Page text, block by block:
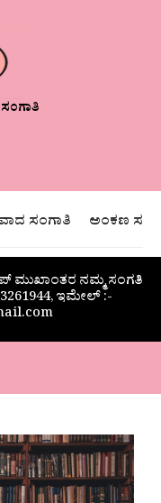
ಸಂಗಾತಿ ಅಂಕಣ
ಮುಖಾಂತರ ನಮ್ಮ ಸಂಗತಿ
ಇಮೇಲ್ :-